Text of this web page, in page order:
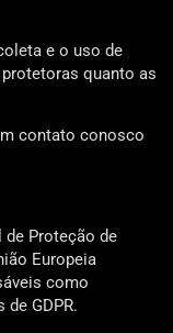
e o uso de
quanto as
contato conosco
de Proteção de
Europeia
como
GDPR.